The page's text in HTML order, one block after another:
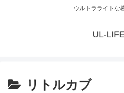
ウルトラライトな
UL-
リトルカブ